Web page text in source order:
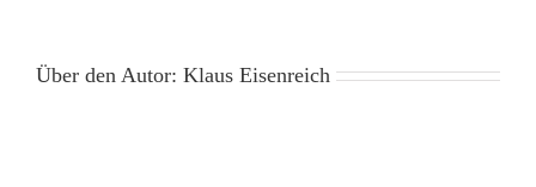
Über den Autor: Klaus Eisenreich